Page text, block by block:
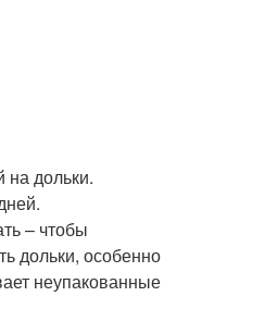
дольки.
– чтобы
дольки, особенно
неупакованные